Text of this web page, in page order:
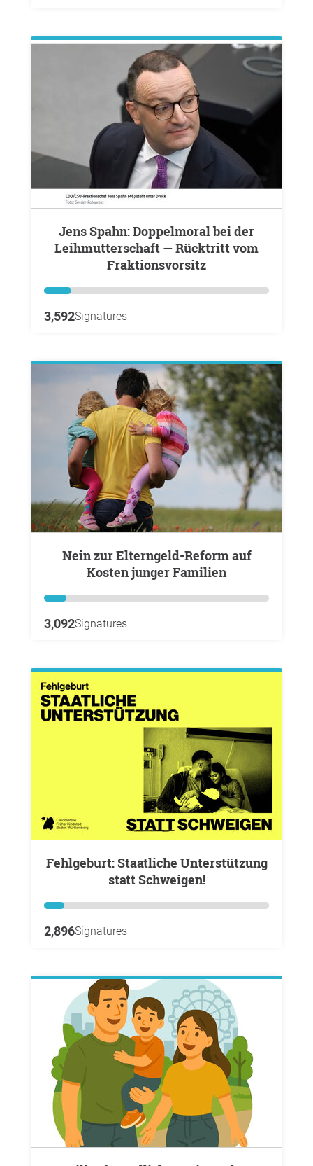
Jens Spahn: Doppelmoral bei der
Leihmutterschaft — Rücktritt vom
Fraktionsvorsitz
3,592Signatures
Nein zur Elterngeld-Reform auf
Kosten junger Familien
3,092Signatures
Fehlgeburt: Staatliche Unterstützung
statt Schweigen!
2,896Signatures